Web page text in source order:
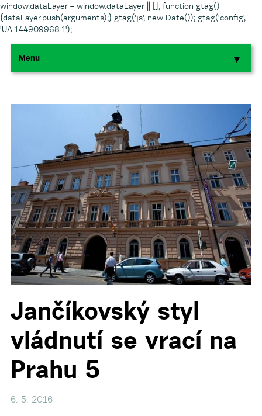
window.dataLayer = window.dataLayer || []; function gtag()
{dataLayer.push(arguments);} gtag('js', new Date()); gtag('config',
'UA-144909968-1');
Menu ▼
▼
▼
▼
▼
▼
Jančíkovský styl
vládnutí se vrací na
Prahu 5
6. 5. 2016